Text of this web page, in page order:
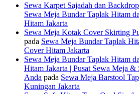
Sewa Karpet Sajadah dan
Sewa Meja Bundar Taplak Hitam
Hitam Jakarta
Sewa Meja Kotak Cover Skirting
pada Sewa Meja Bundar Taplak
Cover Hitam Jakarta
Sewa Meja Bundar Taplak Hitam
Hitam Jakarta | Pusat Sewa Meja
Anda pada Sewa Meja Barstool
Kuningan Jakarta